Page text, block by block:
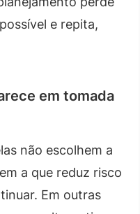
e repita,
em tomada
não escolhem a
a que reduz risco
Em outras